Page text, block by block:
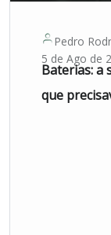
Pedro
5 de Ago de
Baterias: a
que